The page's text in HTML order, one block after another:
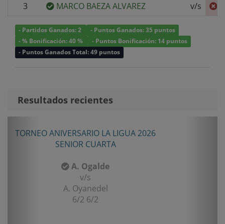
3
MARCO BAEZA ALVAREZ v/s
- Partidos Ganados: 2
- Puntos Ganados: 35 puntos
- % Bonificación: 40 %
- Puntos Bonificación: 14 puntos
- Puntos Ganados Total: 49 puntos
Resultados recientes
TORNEO ANIVERSARIO LA LIGUA 2026
SENIOR CUARTA
A. Ogalde
v/s
A. Oyanedel
6/2 6/2